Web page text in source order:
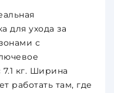
для ухода за
с
кг. Ширина
работать там, где